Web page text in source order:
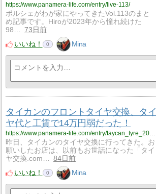
https://www.panamera-life.com/entry/live-113/
ポルシェがわが家にやってきたVol.113のまと
め記事です。Hiroが2023年から憧れ続けた
98…
73日前
いいね！
0 Mina
タイカンのフロントタイヤ交換、タイ
ヤ代と工賃で14万円弱だった！
昨日、タイカンのタイヤ交換に行ってきた。お
願いしたお店は、以前もお世話になった「タイ
ヤ交換.com…
84日前
いいね！
0 Mina